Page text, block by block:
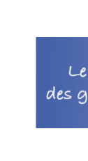
Coin
Charte
Grandeurs